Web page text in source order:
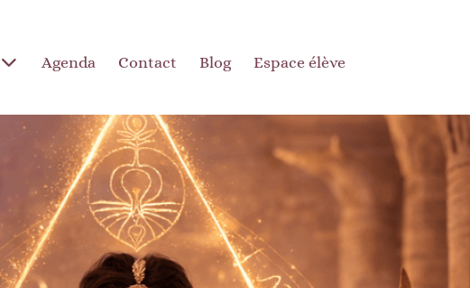
Agenda Contact Blog Espace élève